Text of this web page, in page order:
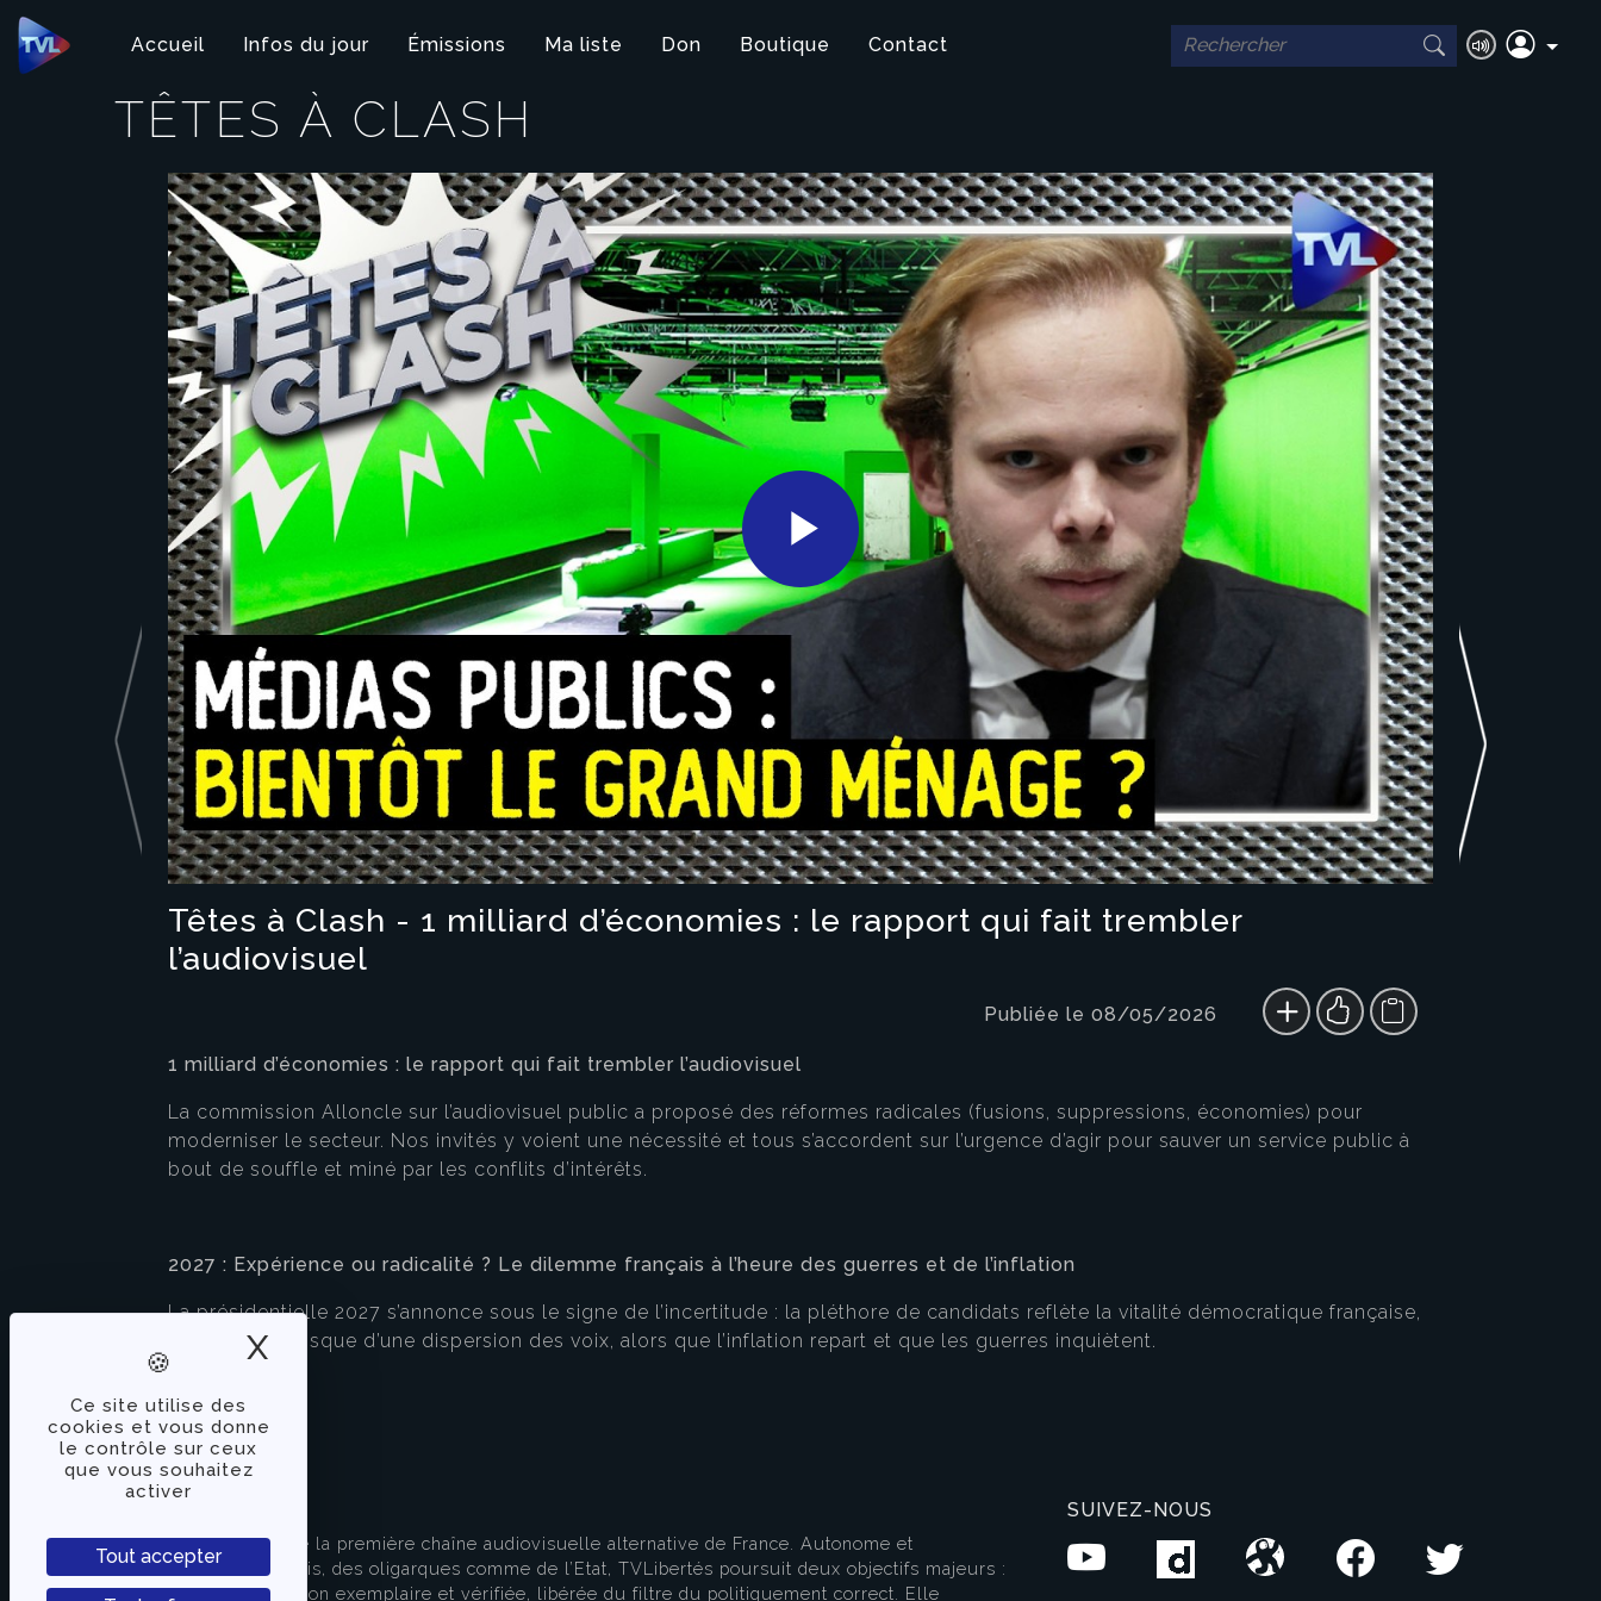
Panneau de gestion des cookies
Ce site utilise des
cookies et vous donne
le contrôle sur ceux
que vous souhaitez
activer
Tout accepter
X Masquer le bandeau des cookies
Accueil Infos du jour Émissions Ma liste Don Boutique Contact
TÊTES À CLASH
Play
Video
Têtes à Clash - 1 milliard d’économies : le rapport qui fait trembler
l’audiovisuel
Publiée le 08/05/2026
1 milliard d’économies : le rapport qui fait trembler l’audiovisuel
La commission Alloncle sur l’audiovisuel public a proposé des réformes radicales (fusions, suppressions, économies) pour
moderniser le secteur. Nos invités y voient une nécessité et tous s’accordent sur l’urgence d’agir pour sauver un service public à
bout de souffle et miné par les conflits d’intérêts.
2027 : Expérience ou radicalité ? Le dilemme français à l’heure des guerres et de l’inflation
La présidentielle 2027 s’annonce sous le signe de l’incertitude : la pléthore de candidats reflète la vitalité démocratique française,
mais aussi le risque d’une dispersion des voix, alors que l’inflation repart et que les guerres inquiètent.
TVLibertés représente la première chaîne audiovisuelle alternative de France. Autonome et
indépendante des partis, des oligarques comme de l’Etat, TVLibertés poursuit deux objectifs majeurs :
apporter une information exemplaire et vérifiée, libérée du filtre du politiquement correct. Elle
SUIVEZ-NOUS